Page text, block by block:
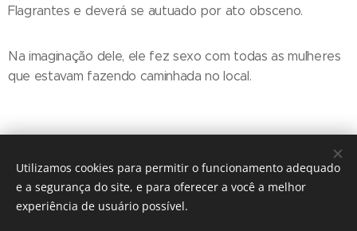
Flagrantes e deverá se autuado por ato obsceno.
Na imaginação dele, ele fez sexo com todas as mulheres
que estavam fazendo caminhada no local.
© 2016 The Crosshairs / Nenhuma guitarra foi quebrada na
Utilizamos cookies para permitir o funcionamento adequado
e a segurança do site, e para oferecer a você a melhor
experiência de usuário possível.